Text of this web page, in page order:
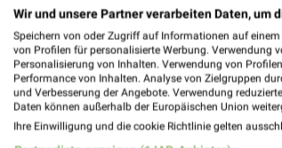
Subway Duesseldorf
Wir und unsere Partner verarbeiten Daten, um
Speichern von oder Zugriff auf Informationen auf
von Profilen für personalisierte Werbung. Verwendung
Personalisierung von Inhalten. Verwendung von
Performance von Inhalten. Analyse von Zielgruppen
und Verbesserung der Angebote. Verwendung
Daten können außerhalb der Europäischen Union
Ihre Einwilligung und die cookie Richtlinie gelten